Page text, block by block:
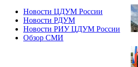
Новости ЦДУМ России
Новости РДУМ
Новости РИУ ЦДУМ России
Обзор СМИ